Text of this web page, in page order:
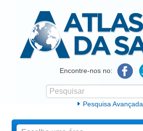
Atlas da SaúdeEncontre-nos no:
Formulário de procura
Pesquisar
Pesquisa Avançada